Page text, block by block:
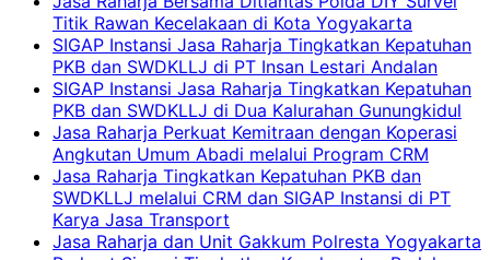
Titik Rawan Kecelakaan di Kota Yogyakarta
SIGAP Instansi Jasa Raharja Tingkatkan Kepatuhan
PKB dan SWDKLLJ di PT Insan Lestari Andalan
SIGAP Instansi Jasa Raharja Tingkatkan Kepatuhan
PKB dan SWDKLLJ di Dua Kalurahan Gunungkidul
Jasa Raharja Perkuat Kemitraan dengan Koperasi
Angkutan Umum Abadi melalui Program CRM
Jasa Raharja Tingkatkan Kepatuhan PKB dan
SWDKLLJ melalui CRM dan SIGAP Instansi di PT
Karya Jasa Transport
Jasa Raharja dan Unit Gakkum Polresta Yogyakarta